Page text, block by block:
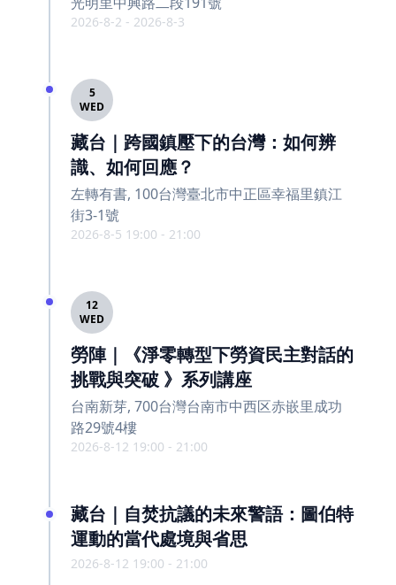
2026-8-2 - 2026-8-3
5
WED
藏台｜跨國鎮壓下的台灣：如何辨
識、如何回應？
左轉有書, 100台灣臺北市中正區幸福里鎮江
街3-1號
2026-8-5 19:00 - 21:00
12
WED
勞陣｜《淨零轉型下勞資民主對話的
挑戰與突破 》系列講座
台南新芽, 700台灣台南市中西区赤嵌里成功
路29號4樓
2026-8-12 19:00 - 21:00
藏台｜自焚抗議的未來警語：圖伯特
運動的當代處境與省思
2026-8-12 19:00 - 21:00